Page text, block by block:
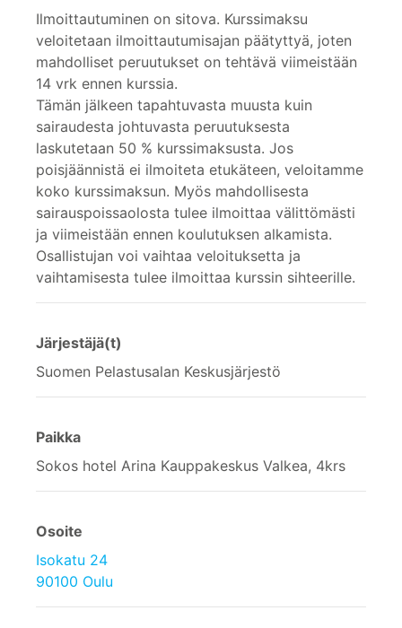
Ilmoittautuminen on sitova. Kurssimaksu
veloitetaan ilmoittautumisajan päätyttyä, joten
mahdolliset peruutukset on tehtävä viimeistään
14 vrk ennen kurssia.
Tämän jälkeen tapahtuvasta muusta kuin
sairaudesta johtuvasta peruutuksesta
laskutetaan 50 % kurssimaksusta. Jos
poisjäännistä ei ilmoiteta etukäteen, veloitamme
koko kurssimaksun. Myös mahdollisesta
sairauspoissaolosta tulee ilmoittaa välittömästi
ja viimeistään ennen koulutuksen alkamista.
Osallistujan voi vaihtaa veloituksetta ja
vaihtamisesta tulee ilmoittaa kurssin sihteerille.
Järjestäjä(t)
Suomen Pelastusalan Keskusjärjestö
Paikka
Sokos hotel Arina Kauppakeskus Valkea, 4krs
Osoite
Isokatu 24
90100 Oulu